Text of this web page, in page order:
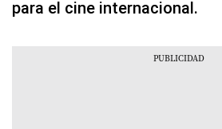
para el cine internacional.